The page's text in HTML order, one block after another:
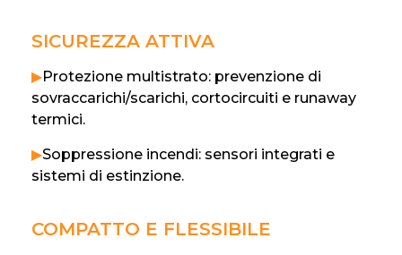
SICUREZZA ATTIVA
▶Protezione multistrato: prevenzione di
sovraccarichi/scarichi, cortocircuiti e runaway
termici.
▶Soppressione incendi: sensori integrati e
sistemi di estinzione.
COMPATTO E FLESSIBILE